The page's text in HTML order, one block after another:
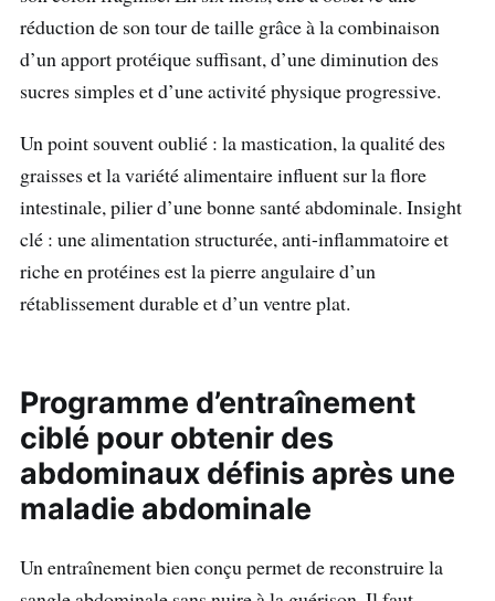
réduction de son tour de taille grâce à la combinaison
d’un apport protéique suffisant, d’une diminution des
sucres simples et d’une activité physique progressive.
Un point souvent oublié : la mastication, la qualité des
graisses et la variété alimentaire influent sur la flore
intestinale, pilier d’une bonne santé abdominale. Insight
clé : une alimentation structurée, anti-inflammatoire et
riche en protéines est la pierre angulaire d’un
rétablissement durable et d’un ventre plat.
Programme d’entraînement
ciblé pour obtenir des
abdominaux définis après une
maladie abdominale
Un entraînement bien conçu permet de reconstruire la